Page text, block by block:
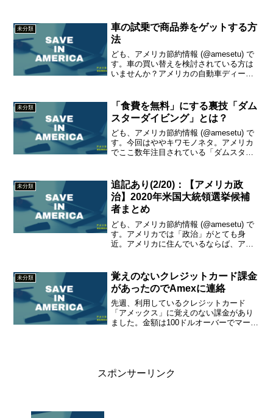
ご自分で情報を調べてください。カリフ
ォルニアの失業保険をもらえる条...
未分類
車の試乗で商品券をゲットする方
法
ども、アメリカ節約情報 (@amesetu) で
す。車の買い替えを検討されている方は
いませんか？アメリカの自動車ディーラ
ころがあります。例えばヒュンダイはこ
んな感じ。左の...
未分類
「食費を無料」にする裏技「ダム
スターダイビング」とは？
ども、アメリカ節約情報 (@amesetu) で
す。今回はややキワモノネタ。アメリカ
でここ数年注目されている「ダムスター
るわけではありません。色々考えさ...
未分類
追記あり(2/20)：【アメリカ政
治】2020年米国大統領選挙候補
者まとめ
ども、アメリカ節約情報 (@amesetu) で
す。アメリカでは「政治」がとても身
近。アメリカに住んでいるならば、アメ
動きが出てきた2020年のアメリカ大統領
選挙につい...
未分類
覚えのないクレジットカード課金
があったのでAmexに連絡
先週、利用しているクレジットカード
「アメックス」に覚えのない課金があり
ました。金額は100ドルオーバーでマーチ
スポンサーリンク